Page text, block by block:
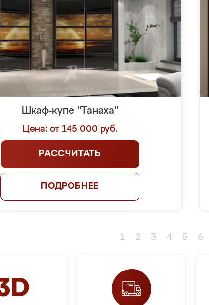
Шкаф-купе "Танаха"
Цена: от 145 000 руб.
РАССЧИТАТЬ
ПОДРОБНЕЕ
1 2 3 4 5 6